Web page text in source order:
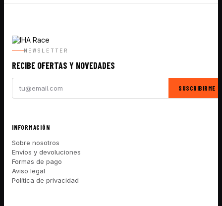
NEWSLETTER
RECIBE OFERTAS Y NOVEDADES
SUSCRIBIRME
INFORMACIÓN
Sobre nosotros
Envíos y devoluciones
Formas de pago
Aviso legal
Política de privacidad